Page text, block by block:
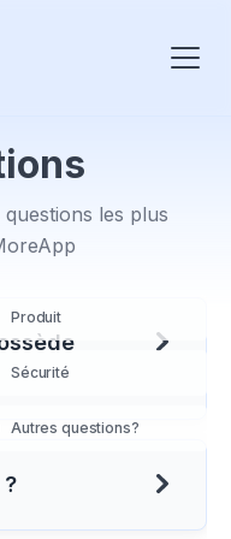
les plus
Produit
Sécurité
Autres questions?
ISO
vos